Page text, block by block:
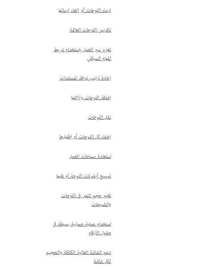
إرساء اللوحات أو إلغاء إرسائها
تكديس اللوحات العائمة
تعزيز سير العمل باستخدام شريط
المهام السياقي
إعادة ترتيب نوافذ المستندات
إضافة اللوحات وإزالتها
نقل اللوحات
إخفاء كل اللوحات أو إظهارها
استعادة مساحات العمل
توسيع أيقونات اللوحة أو طيها
تغيير حجم النص في اللوحات
والتلميحات
استخدام عملية حسابية بسيطة في
حقول الأرقام
دعم الشاشة العالية الكثافة والتحجيم
لكل شاشة